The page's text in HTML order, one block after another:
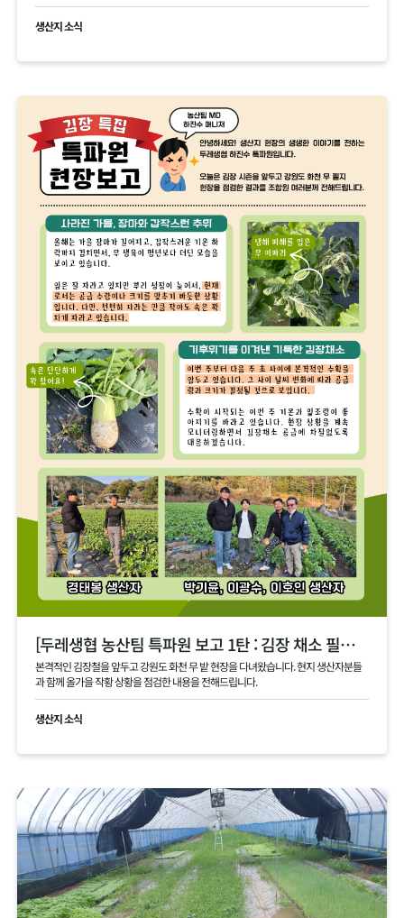
생산지 소식
[두레생협 농산팀 특파원 보고 1탄 : 김장 채소 필지 점검 현황 공유]
본격적인 김장철을 앞두고 강원도 화천 무 밭 현장을 다녀왔습니다. 현지 생산자분들
과 함께 올가을 작황 상황을 점검한 내용을 전해드립니다.
생산지 소식